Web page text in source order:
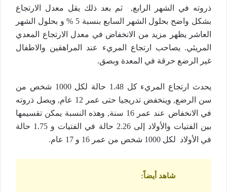
ذروته في الشهر الرابع, ثم بعد ذلك يقل معدل الارتجاع
بشكل واضح بحلول الشهر السابع بنسبة 5 % و بحلول الشهر
العاشر يظهر مزيد من الانخفاض في معدل الارتجاع المعدي
المريئي. يصاحب ارتجاع المريء عند المراهقين والاطفال
غير الرضع حرقة في المعدة وبصق.
يحدث ارتجاع المريء كل 1.48 حالة لكل 1000 شخص من
سن الرضع, وينخفض تدريجيا حتى عمر 12 عام, ويصل ذروته
في الانخفاض عند عمر 16 سنة, وهذه النسبة يمكن تقسيمها
بين الفتيات والأولاد إلى 2.26 حالة في الفتيات و 1.75 حالة
في الأولاد لكل 1000 شخص من عمر 16 و 17 عام.
شاهد أيضاً: